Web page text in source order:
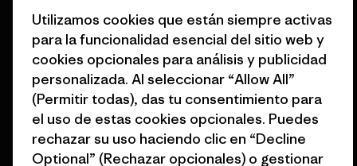
Encuentra una tienda
España
© 2026 Patagonia, Inc. Todos los derechos reservados.
Utilizamos cookies que están siempre activas
para la funcionalidad esencial del sitio web y
cookies opcionales para análisis y publicidad
personalizada. Al seleccionar “Allow All”
(Permitir todas), das tu consentimiento para
el uso de estas cookies opcionales. Puedes
rechazar su uso haciendo clic en “Decline
Optional” (Rechazar opcionales) o gestionar